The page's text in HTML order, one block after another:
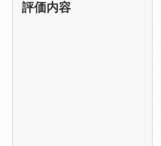
評価内容